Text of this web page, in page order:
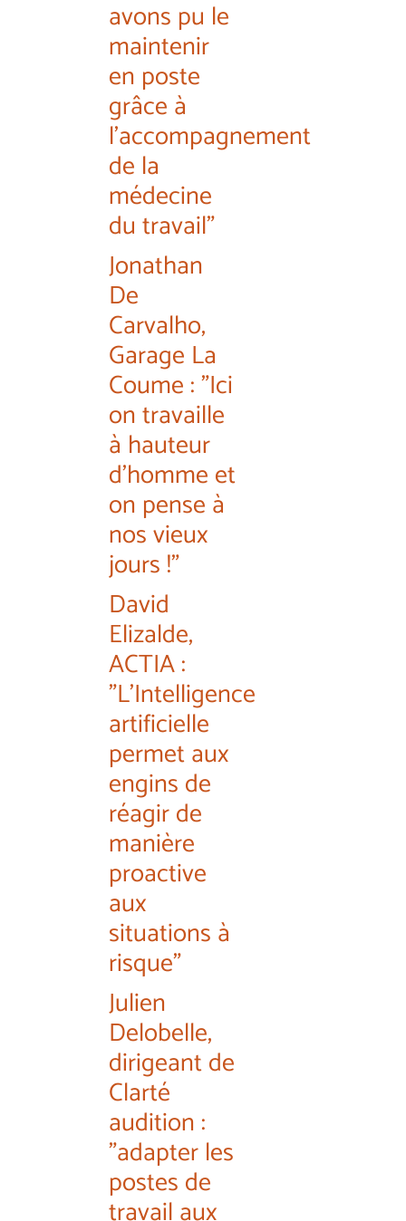
avons pu le
maintenir
en poste
grâce à
l'accompagnement
de la
médecine
du travail"
Jonathan
De
Carvalho,
Garage La
Coume : "Ici
on travaille
à hauteur
d'homme et
on pense à
nos vieux
jours !"
David
Elizalde,
ACTIA :
"L'Intelligence
artificielle
permet aux
engins de
réagir de
manière
proactive
aux
situations à
risque"
Julien
Delobelle,
dirigeant de
Clarté
audition :
"adapter les
postes de